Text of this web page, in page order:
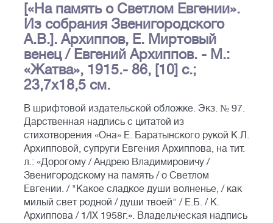
[«На память о Светлом Евгении».
Из собрания Звенигородского
А.В.]. Архиппов, Е. Миртовый
венец / Евгений Архиппов. - М.:
«Жатва», 1915.- 86, [10] с.;
23,7х18,5 см.
В шрифтовой издательской обложке. Экз. № 97.
Дарственная надпись с цитатой из
стихотворения «Она» Е. Баратынского рукой К.Л.
Архипповой, супруги Евгения Архиппова, на тит.
л.: «Дорогому / Андрею Владимировичу /
Звенигородскому на память / о Светлом
Евгении. / "Какое сладкое души волненье, / как
милый свет родной / души твоей" / Е.Б. / К.
Архиппова / 1/IX 1958г.». Владельческая надпись